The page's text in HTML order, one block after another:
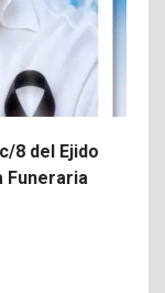
8 del Ejido
Funeraria